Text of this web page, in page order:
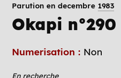
Parution en decembre 1983
Okapi n°290
Numerisation : Non
En recherche